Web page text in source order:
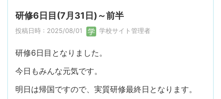
研修6日目(7月31日)～前半
投稿日時 : 2025/08/01 学校サイト管理者
研修6日目となりました。
今日もみんな元気です。
明日は帰国ですので、実質研修最終日となります。